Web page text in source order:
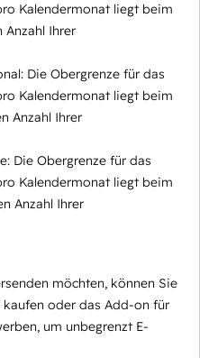
Kalendermonat liegt beim
Anzahl Ihrer
Die Obergrenze für das
Kalendermonat liegt beim
Anzahl Ihrer
Die Obergrenze für das
Kalendermonat liegt beim
Anzahl Ihrer
möchten, können Sie
oder das Add-on für
um unbegrenzt E-